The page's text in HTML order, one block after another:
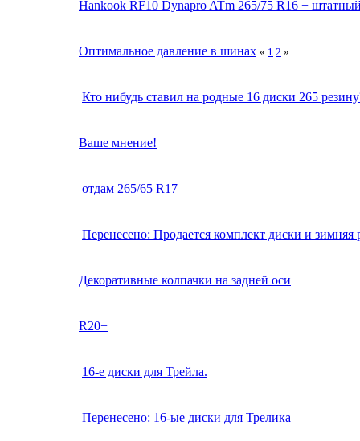
Hankook RF10 Dynapro ATm 265/75 R16 +
Оптимальное давление в шинах « 1 2 »
Кто нибудь ставил на родные 16 диски 265
Ваше мнение!
отдам 265/65 R17
Перенесено: Продается комплект диски и зимняя
Декоративные колпачки на задней оси
R20+
16-е диски для Трейла.
Перенесено: 16-ые диски для Трелика